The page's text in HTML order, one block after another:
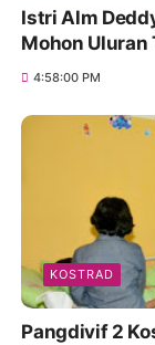
Istri Alm
Mohon Uluran
4:58:00 PM
KOSTRAD
Pangdivif 2